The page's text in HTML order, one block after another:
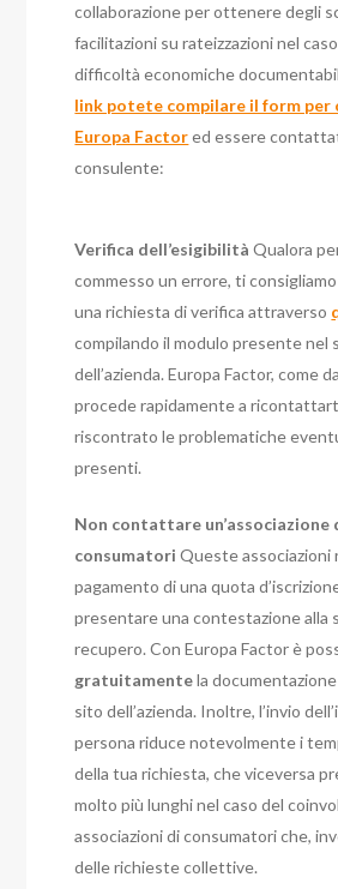
collaborazione per ottenere degli
facilitazioni su rateizzazioni nel
difficoltà economiche
link potete compilare il form
Europa Factored essere
consulente:
Verifica dell’esigibilità Qualora
commesso un errore, ti
una richiesta di verifica attraverso
compilando il modulo presente nel
dell’azienda. Europa Factor, come
procede rapidamente a
riscontrato le problematiche
presenti.
Non contattare un’associazione
consumatoriQueste associazioni
pagamento di una quota
presentare una contestazione alla
recupero. Con Europa Factor è
gratuitamentela
sito dell’azienda. Inoltre, l’invio
persona riduce notevolmente i
della tua richiesta, che viceversa
molto più lunghi nel caso del
associazioni di consumatori che,
delle richieste collettive.